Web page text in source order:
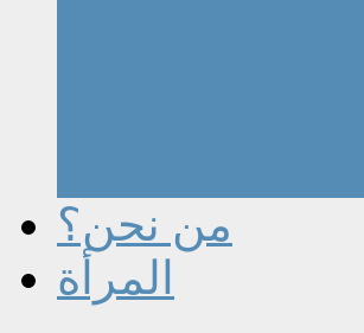
من نحن؟
المرأة